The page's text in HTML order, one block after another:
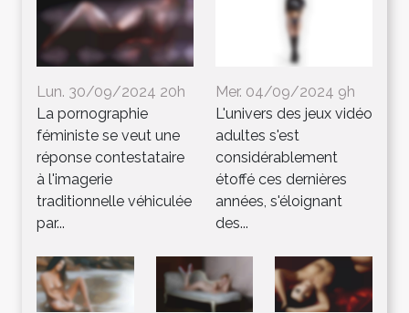
Lun. 30/09/2024 20h
La pornographie
féministe se veut une
réponse contestataire
à l'imagerie
traditionnelle véhiculée
par...
Mer. 04/09/2024 9h
L'univers des jeux vidéo
adultes s'est
considérablement
étoffé ces dernières
années, s'éloignant
des...